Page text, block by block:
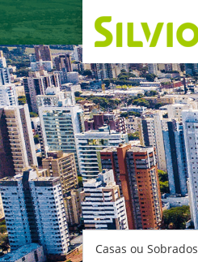
Casas ou Sobrados